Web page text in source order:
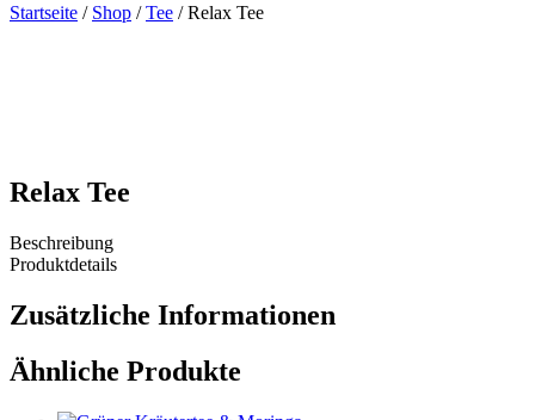
Startseite / Shop /Tee / Relax Tee
Relax Tee
Beschreibung
Produktdetails
Zusätzliche Informationen
Ähnliche Produkte